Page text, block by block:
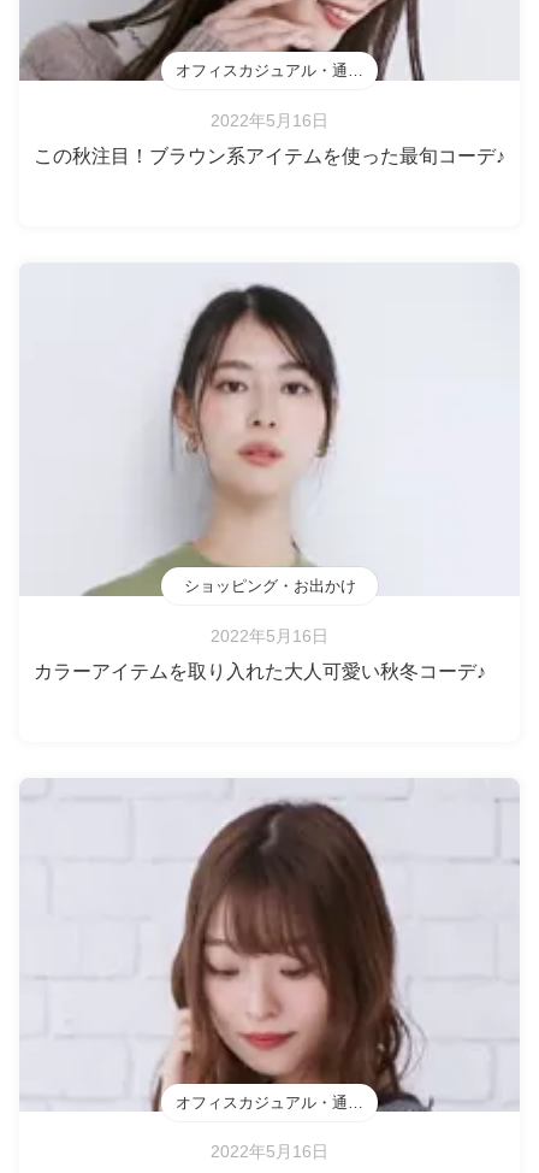
オフィスカジュアル・通勤・会食
2022年5月16日
この秋注目！ブラウン系アイテムを使った最旬コーデ♪
ショッピング・お出かけ
2022年5月16日
カラーアイテムを取り入れた大人可愛い秋冬コーデ♪
2022年5月16日